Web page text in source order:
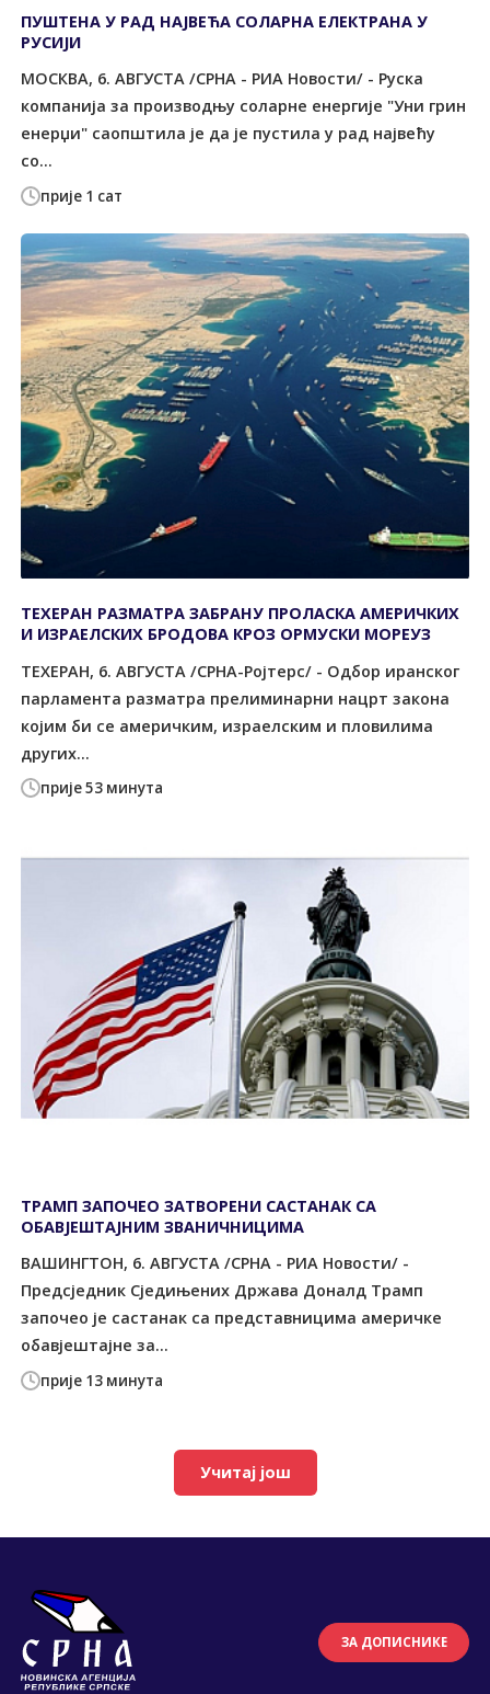
прије 1 сат
ПУШТЕНА У РАД НАЈВЕЋА СОЛАРНА ЕЛЕКТРАНА У
РУСИЈИ
МОСКВА, 6. АВГУСТА /СРНА - РИА Новости/ - Руска
компанија за производњу соларне енергије "Уни грин
енерџи" саопштила је да је пустила у рад највећу
со...
прије 53 минута
ТЕХЕРАН РАЗМАТРА ЗАБРАНУ ПРОЛАСКА АМЕРИЧКИХ
И ИЗРАЕЛСКИХ БРОДОВА КРОЗ ОРМУСКИ МОРЕУЗ
ТЕХЕРАН, 6. АВГУСТА /СРНА-Ројтерс/ - Одбор иранског
парламента разматра прелиминарни нацрт закона
којим би се америчким, израелским и пловилима
других...
прије 13 минута
ТРАМП ЗАПОЧЕО ЗАТВОРЕНИ САСТАНАК СА
ОБАВЈЕШТАЈНИМ ЗВАНИЧНИЦИМА
ВАШИНГТОН, 6. АВГУСТА /СРНА - РИА Новости/ -
Предсједник Сједињених Држава Доналд Трамп
започео је састанак са представницима америчке
обавјештајне за...
Учитај још
ЗА ДОПИСНИКЕ